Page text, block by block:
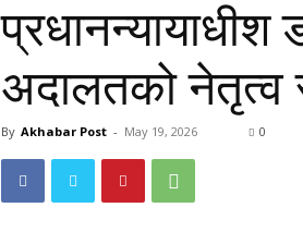
प्रधानन्यायाधीश
अदालतको नेतृत्व
By Akhabar Post - May 19, 2026 0